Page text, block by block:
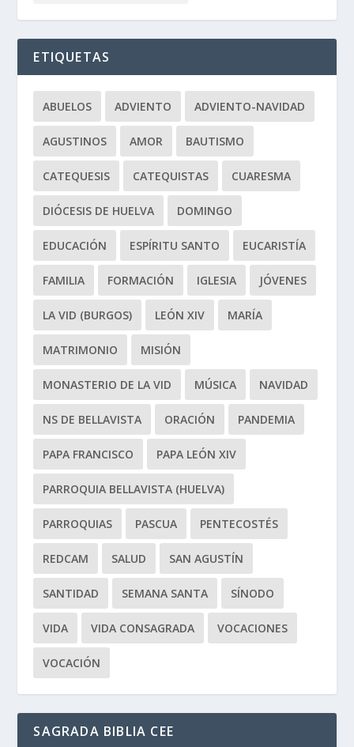
ETIQUETAS
ABUELOS ADVIENTO ADVIENTO-NAVIDAD
AGUSTINOS AMOR BAUTISMO
CATEQUESIS CATEQUISTAS CUARESMA
DIÓCESIS DE HUELVA DOMINGO
EDUCACIÓN ESPÍRITU SANTO EUCARISTÍA
FAMILIA FORMACIÓN IGLESIA JÓVENES
LA VID (BURGOS) LEÓN XIV MARÍA
MATRIMONIO MISIÓN
MONASTERIO DE LA VID MÚSICA NAVIDAD
NS DE BELLAVISTA ORACIÓN PANDEMIA
PAPA FRANCISCO PAPA LEÓN XIV
PARROQUIA BELLAVISTA (HUELVA)
PARROQUIAS PASCUA PENTECOSTÉS
REDCAM SALUD SAN AGUSTÍN
SANTIDAD SEMANA SANTA SÍNODO
VIDA VIDA CONSAGRADA VOCACIONES
VOCACIÓN
SAGRADA BIBLIA CEE